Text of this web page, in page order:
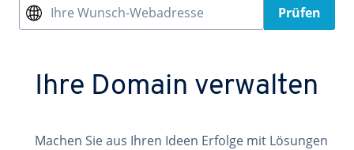
Ihre Wunsch-Webadresse Prüfen
Ihre Domain verwalten
Machen Sie aus Ihren Ideen Erfolge mit Lösungen